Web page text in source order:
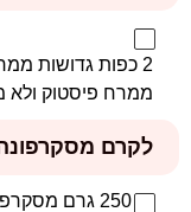
2 כפות גדושות
ממרח פיסטוק ולא
לקרם
250 גרם מסקרפונה בטמפ החדר